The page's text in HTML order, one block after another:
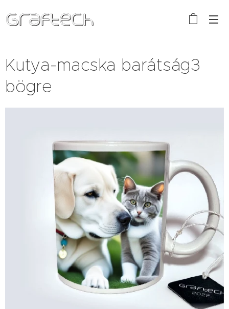
Kutya-macska barátság3
bögre